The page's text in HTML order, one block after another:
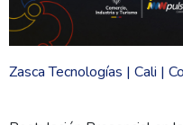
Zasca Tecnologías | Cali |